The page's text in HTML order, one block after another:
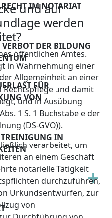
IM NOTARIAT
DER BILDUNG
FÜR
VON
IN
und auf
werden
öffentlichen Amtes.
in Wahrnehmung einer
Allgemeinheit an einer
und damit
und in Ausübung
1 S. 1 Buchstabe e der
(DS-GVO)).
verarbeitet, um
an einem Geschäft
notarielle Tätigkeit
durchzuführen,
Urkundsentwürfen, zur
von